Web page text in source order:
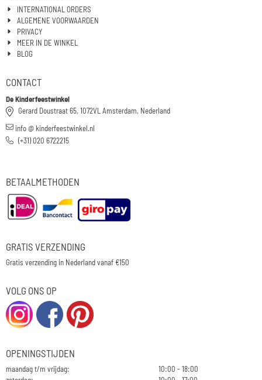
INTERNATIONAL ORDERS
ALGEMENE VOORWAARDEN
PRIVACY
MEER IN DE WINKEL
BLOG
CONTACT
De Kinderfeestwinkel
Gerard Doustraat 65, 1072VL Amsterdam, Nederland
info @ kinderfeestwinkel.nl
(+31) 020 6722215
BETAALMETHODEN
GRATIS VERZENDING
Gratis verzending in Nederland vanaf €150
VOLG ONS OP
OPENINGSTIJDEN
maandag t/m vrijdag:
10:00 - 18:00